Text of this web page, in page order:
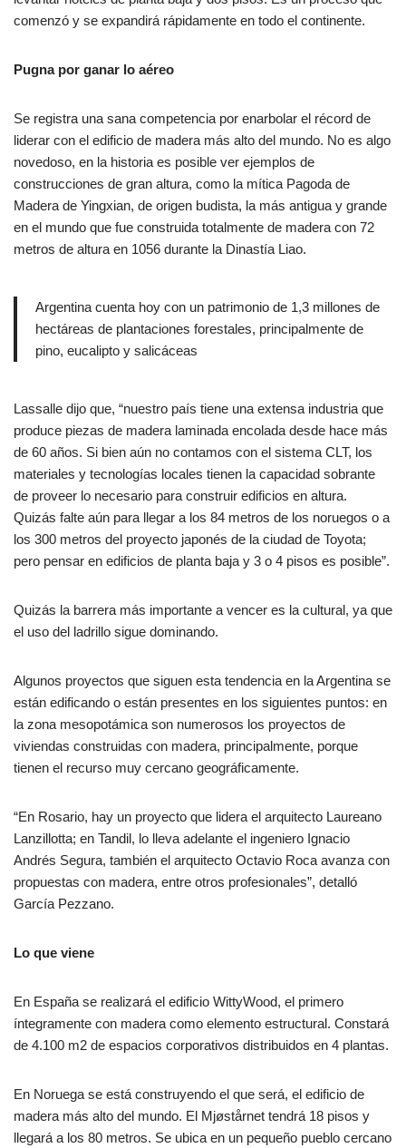
comenzó y se expandirá rápidamente en todo el continente.
Pugna por ganar lo aéreo
Se registra una sana competencia por enarbolar el récord de
liderar con el edificio de madera más alto del mundo. No es algo
novedoso, en la historia es posible ver ejemplos de
construcciones de gran altura, como la mítica Pagoda de
Madera de Yingxian, de origen budista, la más antigua y grande
en el mundo que fue construida totalmente de madera con 72
metros de altura en 1056 durante la Dinastía Liao.
Argentina cuenta hoy con un patrimonio de 1,3 millones de
hectáreas de plantaciones forestales, principalmente de
pino, eucalipto y salicáceas
Lassalle dijo que, “nuestro país tiene una extensa industria que
produce piezas de madera laminada encolada desde hace más
de 60 años. Si bien aún no contamos con el sistema CLT, los
materiales y tecnologías locales tienen la capacidad sobrante
de proveer lo necesario para construir edificios en altura.
Quizás falte aún para llegar a los 84 metros de los noruegos o a
los 300 metros del proyecto japonés de la ciudad de Toyota;
pero pensar en edificios de planta baja y 3 o 4 pisos es posible”.
Quizás la barrera más importante a vencer es la cultural, ya que
el uso del ladrillo sigue dominando.
Algunos proyectos que siguen esta tendencia en la Argentina se
están edificando o están presentes en los siguientes puntos: en
la zona mesopotámica son numerosos los proyectos de
viviendas construidas con madera, principalmente, porque
tienen el recurso muy cercano geográficamente.
“En Rosario, hay un proyecto que lidera el arquitecto Laureano
Lanzillotta; en Tandil, lo lleva adelante el ingeniero Ignacio
Andrés Segura, también el arquitecto Octavio Roca avanza con
propuestas con madera, entre otros profesionales”, detalló
García Pezzano.
Lo que viene
En España se realizará el edificio WittyWood, el primero
íntegramente con madera como elemento estructural. Constará
de 4.100 m2 de espacios corporativos distribuidos en 4 plantas.
En Noruega se está construyendo el que será, el edificio de
madera más alto del mundo. El Mjøstårnet tendrá 18 pisos y
llegará a los 80 metros. Se ubica en un pequeño pueblo cercano